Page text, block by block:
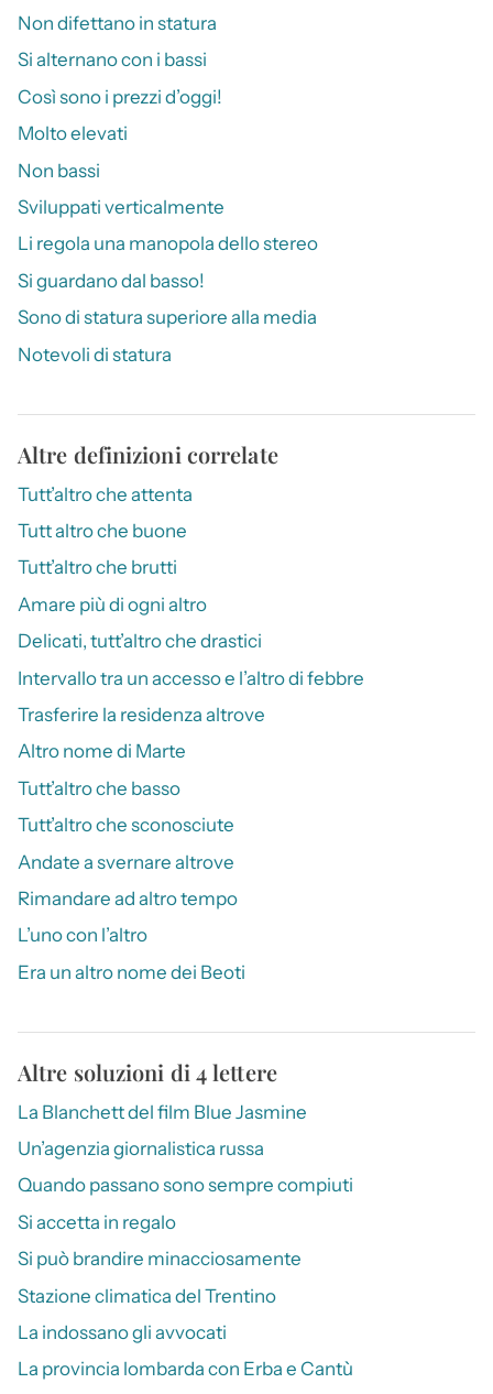
Non difettano in statura
Si alternano con i bassi
Così sono i prezzi d’oggi!
Molto elevati
Non bassi
Sviluppati verticalmente
Li regola una manopola dello stereo
Si guardano dal basso!
Sono di statura superiore alla media
Notevoli di statura
Altre definizioni correlate
Tutt’altro che attenta
Tutt altro che buone
Tutt’altro che brutti
Amare più di ogni altro
Delicati, tutt’altro che drastici
Intervallo tra un accesso e l’altro di febbre
Trasferire la residenza altrove
Altro nome di Marte
Tutt’altro che basso
Tutt’altro che sconosciute
Andate a svernare altrove
Rimandare ad altro tempo
L’uno con l’altro
Era un altro nome dei Beoti
Altre soluzioni di 4 lettere
La Blanchett del film Blue Jasmine
Un’agenzia giornalistica russa
Quando passano sono sempre compiuti
Si accetta in regalo
Si può brandire minacciosamente
Stazione climatica del Trentino
La indossano gli avvocati
La provincia lombarda con Erba e Cantù